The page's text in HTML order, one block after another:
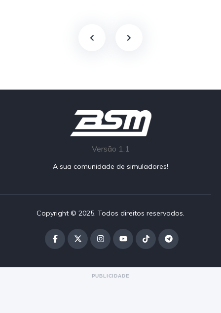
Versão 1.1
A sua comunidade de simuladores!
Copyright © 2025. Todos direitos reservados.
PUBLICIDADE